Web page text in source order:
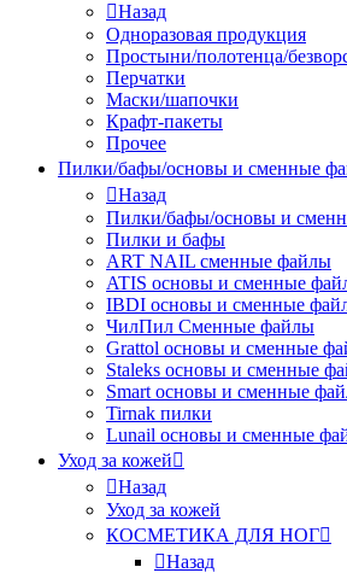
Назад
Одноразовая продукция
Простыни/полотенца/
Перчатки
Маски/шапочки
Крафт-пакеты
Прочее
Пилки/бафы/основы и сменные
Назад
Пилки/бафы/основы и
Пилки и бафы
ART NAIL сменные файлы
ATIS основы и сменные
IBDI основы и сменные
ЧилПил Сменные файлы
Grattol основы и сменные
Staleks основы и сменные
Smart основы и сменные
Tirnak пилки
Lunail основы и сменные
Уход за кожей
Назад
Уход за кожей
КОСМЕТИКА ДЛЯ НОГ
Назад